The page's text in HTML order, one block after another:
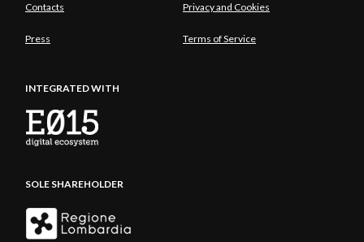
Contacts Privacy and Cookies
Press Terms of Service
INTEGRATED WITH
SOLE SHAREHOLDER